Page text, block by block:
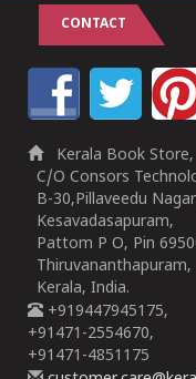
CONTACT
Kerala Book Store,
C/O Consors
B-30,Pillaveedu
Kesavadasapuram,
Pattom P O, Pin
Thiruvananthapuram,
Kerala, India.
+919447945175,
+91471-2554670,
+91471-4851175